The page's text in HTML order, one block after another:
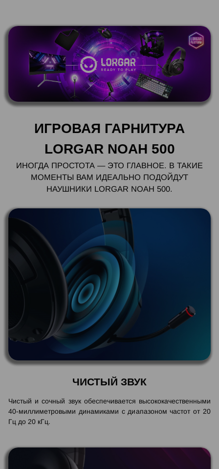
ИГРОВАЯ ГАРНИТУРА
LORGAR NOAH 500
ИНОГДА ПРОСТОТА — ЭТО ГЛАВНОЕ. В ТАКИЕ
МОМЕНТЫ ВАМ ИДЕАЛЬНО ПОДОЙДУТ
НАУШНИКИ LORGAR NOAH 500.
ЧИСТЫЙ ЗВУК
Чистый и сочный звук обеспечивается высококачественными
40-миллиметровыми динамиками с диапазоном частот от 20
Гц до 20 кГц.